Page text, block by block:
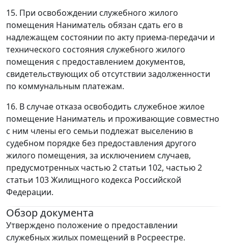
15. При освобождении служебного жилого
помещения Наниматель обязан сдать его в
надлежащем состоянии по акту приема-передачи и
технического состояния служебного жилого
помещения с предоставлением документов,
свидетельствующих об отсутствии задолженности
по коммунальным платежам.
16. В случае отказа освободить служебное жилое
помещение Наниматель и проживающие совместно
с ним члены его семьи подлежат выселению в
судебном порядке без предоставления другого
жилого помещения, за исключением случаев,
предусмотренных частью 2 статьи 102, частью 2
статьи 103 Жилищного кодекса Российской
Федерации.
Обзор документа
Утверждено положение о предоставлении
служебных жилых помещений в Росреестре.